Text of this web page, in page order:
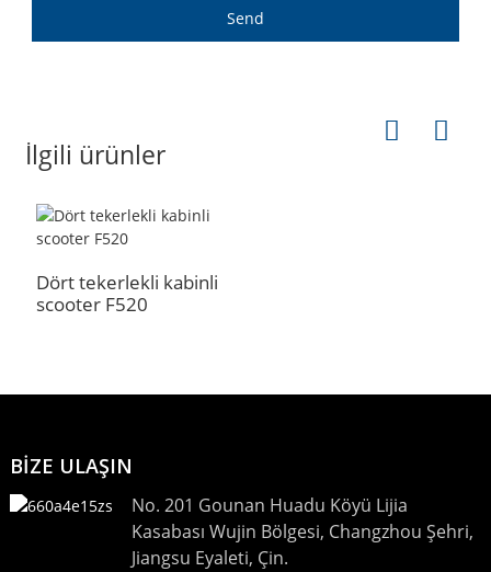
Send
İlgili ürünler
Dört tekerlekli kabinli
scooter F520
BİZE ULAŞIN
No. 201 Gounan Huadu Köyü Lijia
Kasabası Wujin Bölgesi, Changzhou Şehri,
Jiangsu Eyaleti, Çin.